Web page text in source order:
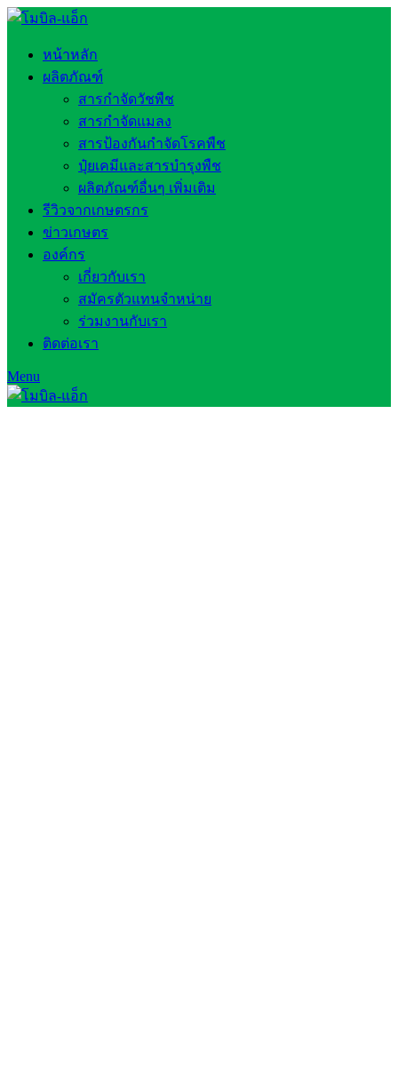
หน้าหลัก
ผลิตภัณฑ์
สารกำจัดวัชพืช
สารกำจัดแมลง
สารป้องกันกำจัดโรคพืช
ปุ๋ยเคมีและสารบำรุงพืช
ผลิตภัณฑ์อื่นๆ เพิ่มเติม
รีวิวจากเกษตรกร
ข่าวเกษตร
องค์กร
เกี่ยวกับเรา
สมัครตัวแทนจำหน่าย
ร่วมงานกับเรา
ติดต่อเรา
Menu